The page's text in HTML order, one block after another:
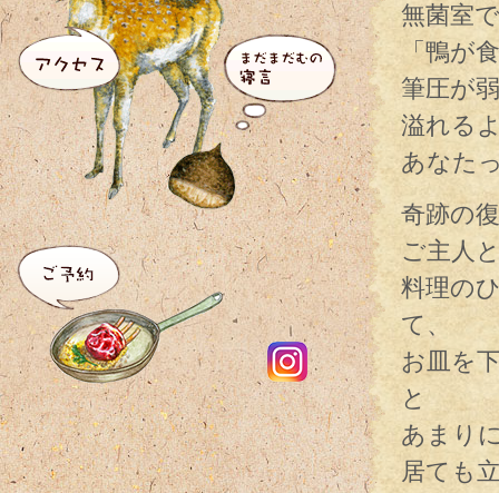
無菌室
「鴨が
筆圧が
溢れる
あなた
奇跡の
ご主人
料理の
て、
お皿を
と
あまり
居ても